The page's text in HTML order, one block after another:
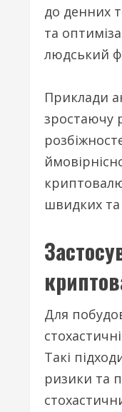
до денних
та
людський
Приклади
зростаючу
швидких та
Для
Такі
ризики та